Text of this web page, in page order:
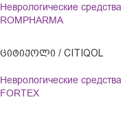
Неврологические средства
ROMPHARMA
ᲪᲘᲢᲘᲥᲝᲚᲘ / CITIQOL
Неврологические средства
FORTEX